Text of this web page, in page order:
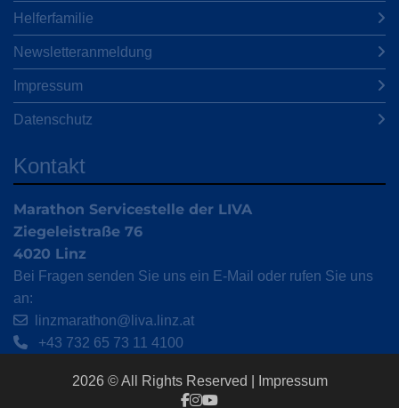
Helferfamilie
Newsletteranmeldung
Impressum
Datenschutz
Kontakt
Marathon Servicestelle der LIVA
Ziegeleistraße 76
4020 Linz
Bei Fragen senden Sie uns ein E-Mail oder rufen Sie uns
an:
linzmarathon@liva.linz.at
+43 732 65 73 11 4100
2026 © All Rights Reserved Impressum